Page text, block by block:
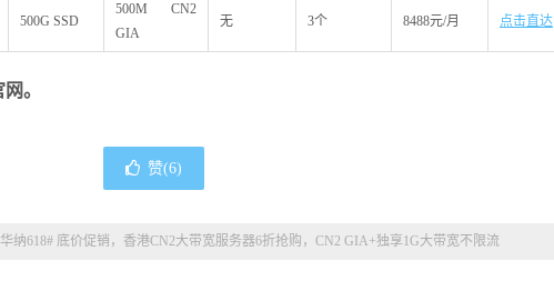
500G SSD
500M CN2
GIA
无 3个 8488元/月 点击直达
。
赞(6)
纳618# 底价促销，香港CN2大带宽服务器6折抢购，CN2 GIA+独享1G大带宽不限流